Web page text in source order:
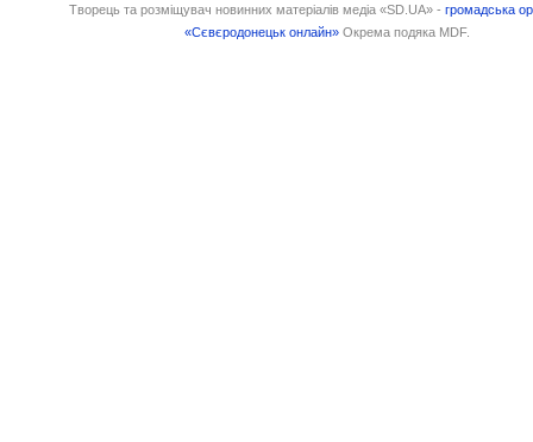
Творець та розміщувач новинних матеріалів медіа «SD.UA» -громадська
«Сєвєродонецьк онлайн» Окрема подяка MDF.